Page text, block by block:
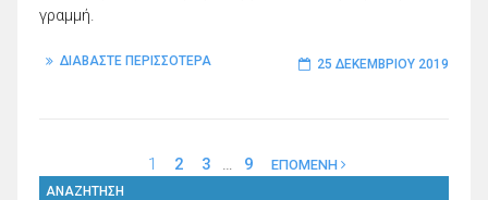
γραμμή.
ΔΙΑΒΑΣΤΕ ΠΕΡΙΣΣΟΤΕΡΑ 25 ΔΕΚΕΜΒΡΊΟΥ 2019
1 2 3 9 ΕΠΟΜΕΝΗ
ΑΝΑΖΗΤΗΣΗ